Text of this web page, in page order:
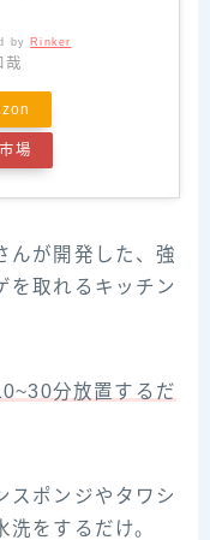
by Rinker
哉
場
んが開発した、強
を取れるキッチン
分放置するだ
スポンジやタワシ
をするだけ。